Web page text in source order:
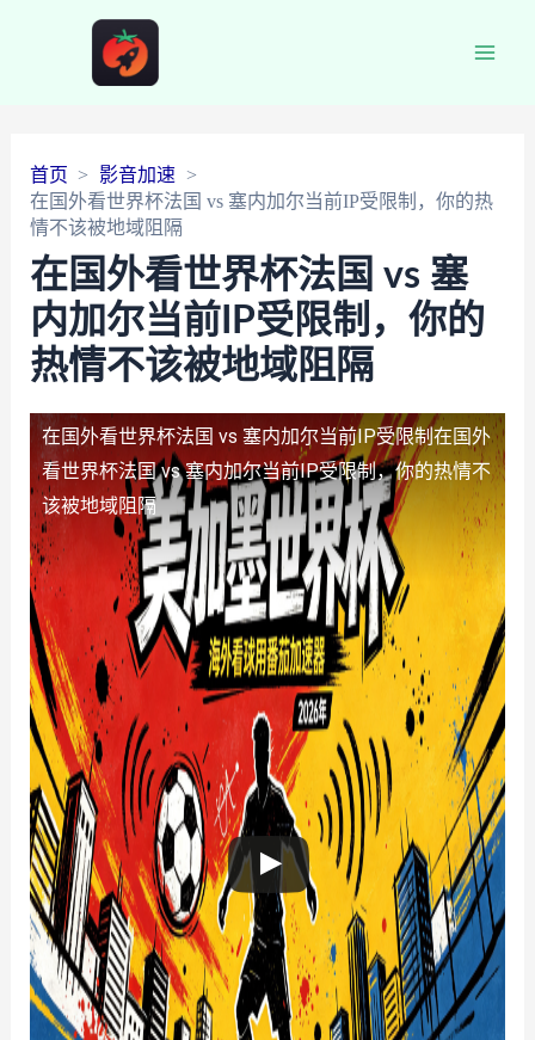
首页
影音加速
在国外看世界杯法国 vs 塞内加尔当前IP受限制，你的热
情不该被地域阻隔
在国外看世界杯法国 vs 塞
内加尔当前IP受限制，你的
热情不该被地域阻隔
在国外看世界杯法国 vs 塞内加尔当前IP受限制在国外
看世界杯法国 vs 塞内加尔当前IP受限制，你的热情不
该被地域阻隔